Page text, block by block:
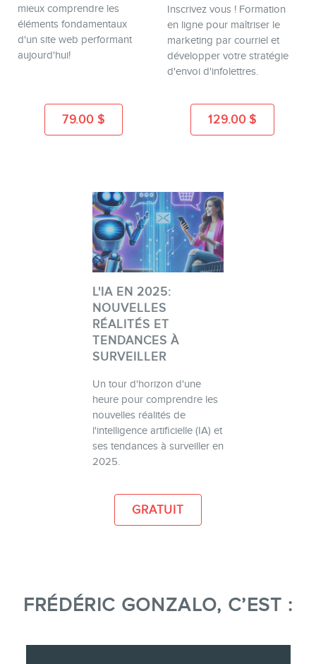
mieux comprendre les
éléments fondamentaux
d'un site web performant
aujourd'hui!
79.00 $
Inscrivez vous ! Formation
en ligne pour maîtriser le
marketing par courriel et
développer votre stratégie
d'envoi d'infolettres.
129.00 $
L'IA EN 2025:
NOUVELLES
RÉALITÉS ET
TENDANCES À
SURVEILLER
Un tour d'horizon d'une
heure pour comprendre les
nouvelles réalités de
l'intelligence artificielle (IA) et
ses tendances à surveiller en
2025.
GRATUIT
FRÉDÉRIC GONZALO, C’EST :